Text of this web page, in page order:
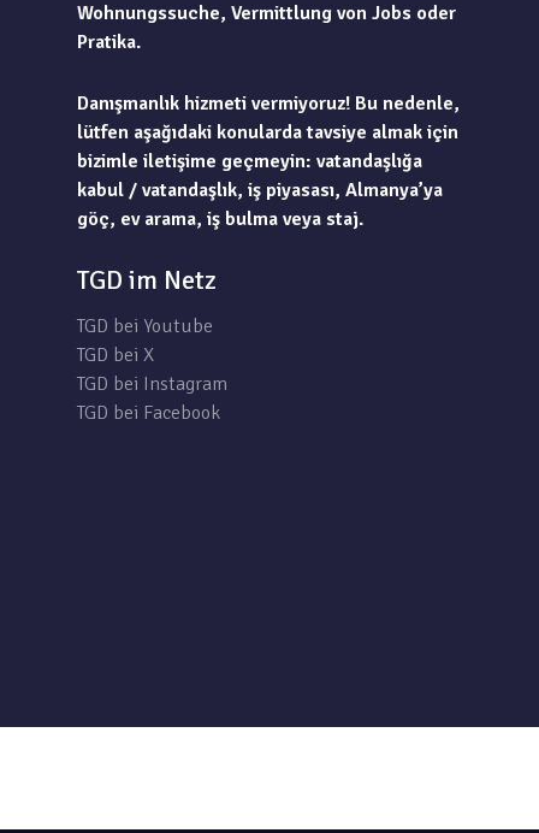
Wohnungssuche, Vermittlung von Jobs oder
Pratika.
Danışmanlık hizmeti vermiyoruz! Bu nedenle,
lütfen aşağıdaki konularda tavsiye almak için
bizimle iletişime geçmeyin: vatandaşlığa
kabul / vatandaşlık, iş piyasası, Almanya’ya
göç, ev arama, iş bulma veya staj.
TGD im Netz
TGD bei Youtube
TGD bei X
TGD bei Instagram
TGD bei Facebook